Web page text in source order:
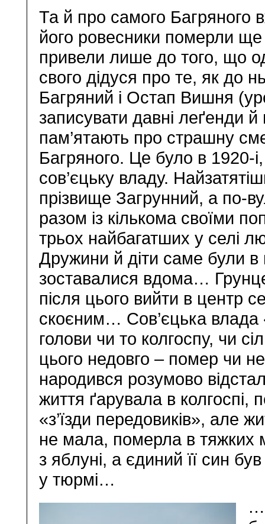
Та й про самого Багряного
його ровесники померли ще
привели лише до того, що
свого дідуся про те, як до
Багряний і Остап Вишня
записувати давні леґенди
пам’ятають про страшну
Багряного. Це було в 1920-
сов’єцьку владу.
прізвище Загрунний, а по-
разом із кількома своїми
трьох найбагатших у селі
Дружини й діти саме були в
зоставалися вдома…
після цього вийти в центр
скоєним… Сов’єцька
голови чи то колгоспу, чи
цього недовго – помер чи
народився розумово
життя ґарувала в колгоспі,
«з’їзди передовиків», але
не мала, померла в тяжких
з яблуні, а єдиний її син
у тюрмі…